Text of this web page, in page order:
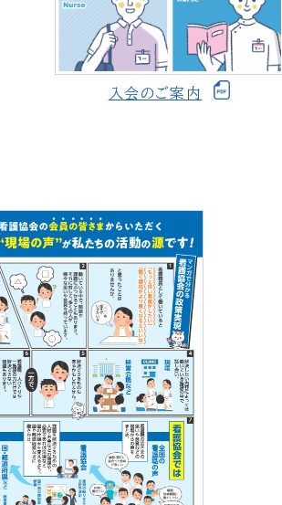
入会のご案内